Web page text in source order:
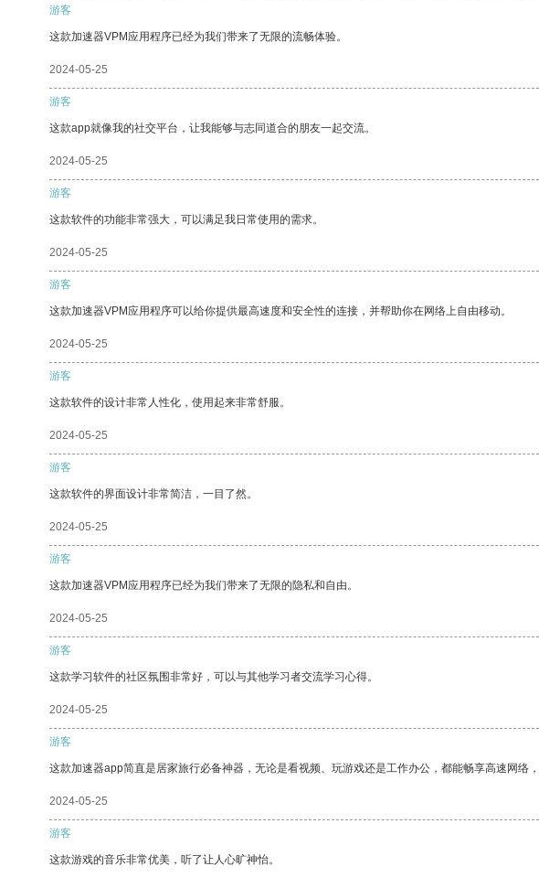
游客
这款加速器VPM应用程序已经为我们带来了无限的流畅体验。
2024-05-25
游客
这款app就像我的社交平台，让我能够与志同道合的朋友一起交流。
2024-05-25
游客
这款软件的功能非常强大，可以满足我日常使用的需求。
2024-05-25
游客
这款加速器VPM应用程序可以给你提供最高速度和安全性的连接，并帮助你在网络上自由移动。
2024-05-25
游客
这款软件的设计非常人性化，使用起来非常舒服。
2024-05-25
游客
这款软件的界面设计非常简洁，一目了然。
2024-05-25
游客
这款加速器VPM应用程序已经为我们带来了无限的隐私和自由。
2024-05-25
游客
这款学习软件的社区氛围非常好，可以与其他学习者交流学习心得。
2024-05-25
游客
这款加速器app简直是居家旅行必备神器，无论是看视频、玩游戏还是工作办公，都能畅享高速网
2024-05-25
游客
这款游戏的音乐非常优美，听了让人心旷神怡。